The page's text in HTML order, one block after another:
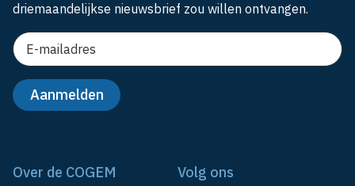
driemaandelijkse nieuwsbrief zou willen ontvangen.
Over de COGEM Volg ons